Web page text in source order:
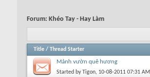
Forum: Khéo Tay - Hay Làm
Title / Thread Starter
Mảnh vườn quê hương
Started byTigon, 10-08-2011 07:31 AM